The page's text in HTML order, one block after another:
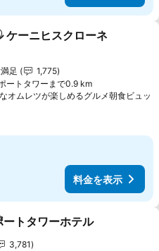
気に入りに追加
ケーニヒスクローネ
ランク
足
1,775
ートタワーまで0.9 km
オムレツが楽しめるグルメ朝食ビュッ
料金を表示
気に入りに追加
ートタワーホテル
ランク
3,781